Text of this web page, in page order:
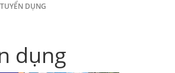
DỤNG
dụng